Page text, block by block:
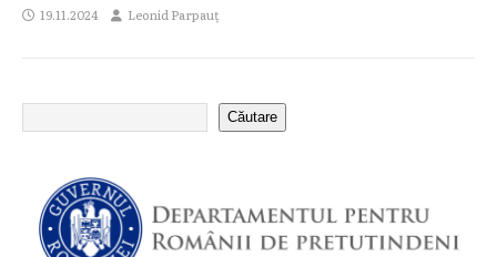
19.11.2024 Leonid Parpauț
Căutare